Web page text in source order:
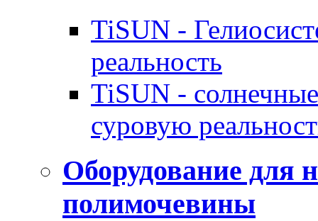
TiSUN -
реальность
TiSUN -
суровую
Оборудование
полимочевины